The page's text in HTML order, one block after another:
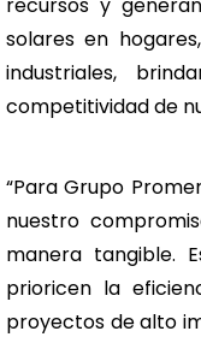
recursos y
solares en
industriales,
competitividad de
“Para Grupo
nuestro
manera tangible.
prioricen la
proyectos de alto